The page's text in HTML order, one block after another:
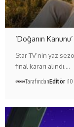
‘Doğanın
Star TV’nin yaz
final kararı alındı.…
TarafındanEditör